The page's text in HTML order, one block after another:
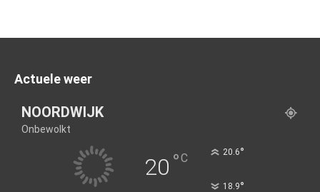
Actuele weer
NOORDWIJK
Onbewolkt
20 °C 20.6°
18.9°